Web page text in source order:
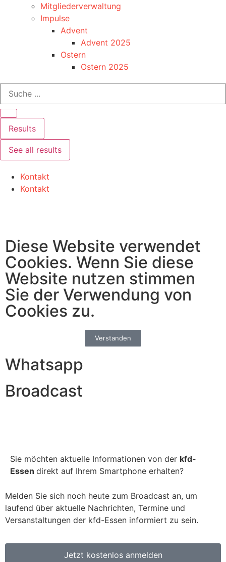
Mitgliederverwaltung
Impulse
Advent
Advent 2025
Ostern
Ostern 2025
Results
See all results
Kontakt
Kontakt
Diese Website verwendet
Cookies. Wenn Sie diese
Website nutzen stimmen
Sie der Verwendung von
Cookies zu.
Verstanden
Whatsapp
Broadcast
Sie möchten aktuelle Informationen von der kfd-
Essen direkt auf Ihrem Smartphone erhalten?
Melden Sie sich noch heute zum Broadcast an, um
laufend über aktuelle Nachrichten, Termine und
Versanstaltungen der kfd-Essen informiert zu sein.
Jetzt kostenlos anmelden